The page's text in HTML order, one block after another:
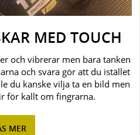
MED TOUCH
och vibrerar men bara tanken
och svara gör att du istället
du kanske vilja ta en bild men
för kallt om fingrarna.
MER